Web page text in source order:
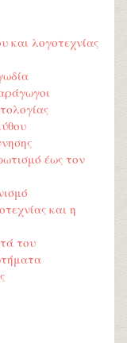
και λογοτεχνίας
έως τον
και η
του